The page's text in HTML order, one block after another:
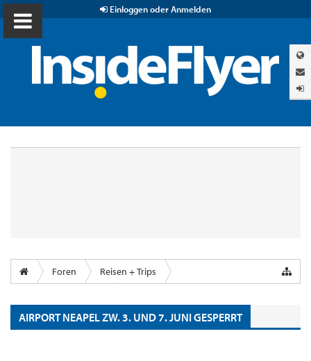
Einloggen oder Anmelden
Foren
Reisen + Trips
AIRPORT NEAPEL ZW. 3. UND 7. JUNI GESPERRT